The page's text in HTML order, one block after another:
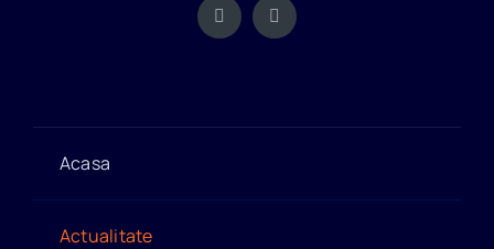
Acasa
Actualitate